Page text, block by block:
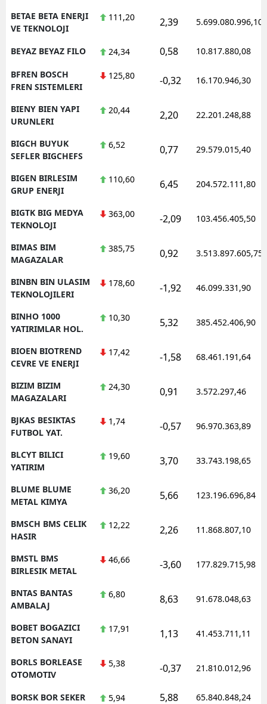
BETAE BETA ENERJI
VE TEKNOLOJI
111,20 2,39 5.699.080.996,10
BEYAZ BEYAZ FILO 24,34 0,58 10.817.880,08
BFREN BOSCH
FREN SISTEMLERI
125,80 -0,32 16.170.946,30
BIENY BIEN YAPI
URUNLERI
20,44 2,20 22.201.248,88
BIGCH BUYUK
SEFLER BIGCHEFS
6,52 0,77 29.579.015,40
BIGEN BIRLESIM
GRUP ENERJI
110,60 6,45 204.572.111,80
BIGTK BIG MEDYA
TEKNOLOJI
363,00 -2,09 103.456.405,50
BIMAS BIM
MAGAZALAR
385,75 0,92 3.513.897.605,75
BINBN BIN ULASIM
TEKNOLOJILERI
178,60 -1,92 46.099.331,90
BINHO 1000
YATIRIMLAR HOL.
10,30 5,32 385.452.406,90
BIOEN BIOTREND
CEVRE VE ENERJI
17,42 -1,58 68.461.191,64
BIZIM BIZIM
MAGAZALARI
24,30 0,91 3.572.297,46
BJKAS BESIKTAS
FUTBOL YAT.
1,74 -0,57 96.970.363,89
BLCYT BILICI
YATIRIM
19,60 3,70 33.743.198,65
BLUME BLUME
METAL KIMYA
36,20 5,66 123.196.696,84
BMSCH BMS CELIK
HASIR
12,22 2,26 11.868.807,10
BMSTL BMS
BIRLESIK METAL
46,66 -3,60 177.829.715,98
BNTAS BANTAS
AMBALAJ
6,80 8,63 91.678.048,63
BOBET BOGAZICI
BETON SANAYI
17,91 1,13 41.453.711,11
BORLS BORLEASE
OTOMOTIV
5,38 -0,37 21.810.012,96
BORSK BOR SEKER 5,94 5,88 65.840.848,24